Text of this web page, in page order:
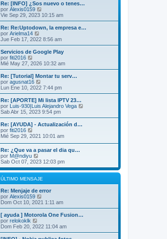
Re: [INFO] ¿Sos nuevo o tenes…
por Alexis0159
e
r
ú
t
o
m
e
s
e
Vie Sep 29, 2023 10:15 am
Re: Re:Uptodown, la empresa e…
por Arielma14
e
r
ú
t
o
m
e
s
a
j
e
Jue Feb 17, 2022 8:56 am
Servicios de Google Play
por fiti2016
e
r
ú
l
t
m
o
m
e
s
j
e
Mié May 27, 2026 10:32 am
Re: [Tutorial] Montar tu serv…
por agusnat16
e
r
ú
t
m
o
m
e
n
s
j
e
Lun Ene 10, 2022 7:44 pm
Re: [APORTE] Mi lista IPTV 23…
por Luis-930|Luis Alejandro Vega
r
n
s
j
Sab Abr 15, 2023 9:54 pm
Re: [AYUDA] - Actualización d…
por fiti2016
e
l
t
i
m
o
m
e
n
s
a
j
e
Mié Sep 29, 2021 10:01 am
Re: ¿Que va a pasar el dia qu…
por M@ndiyu
e
r
ú
l
t
i
m
o
m
e
s
Sab Oct 07, 2023 12:03 pm
ÚLTIMO MENSAJE
Re: Menjaje de error
por Alexis0159
e
r
ú
t
m
Dom Oct 10, 2021 1:11 am
[ ayuda ] Motorola One Fusion…
por relokoklk
e
r
ú
Dom Feb 20, 2022 11:04 am